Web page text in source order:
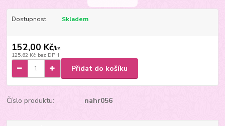
Dostupnost Skladem
152,00 Kč/ks
125,62 Kč bez DPH
Přidat do košíku
Číslo produktu: nahr056